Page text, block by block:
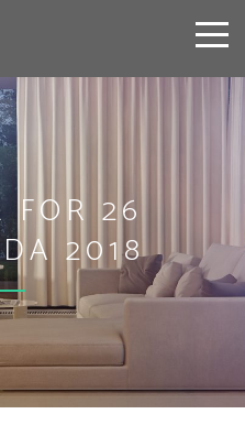
FOR 26
2018